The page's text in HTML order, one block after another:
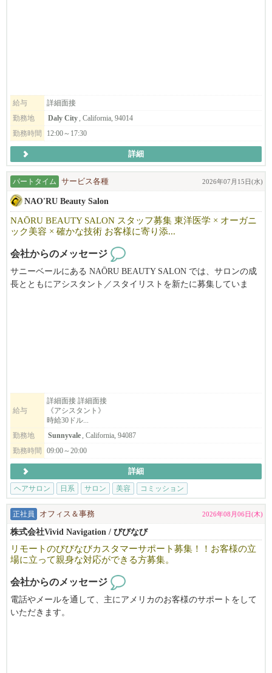
れ、和食を極めた料理人が作った「和ラーメン」としての新ジャ
ンルを確立、ラーメン店がどんどん増えつつある激戦区CAベイエ
リアにおいてもOPEN以来常に地域のトップランキングに座して
順調に走ってまいりました。
２０１６年に米国に進出、サンフランシスコのジャパンタウンで
「ひのでや」の営業開始。その後、現在までにカリフォルニア州
のサンフランシスコで直営４店舗、テキサスのダラスで直営１店
舗を運営し、ロサンゼルスで初の直営店が９月にオープンする人
気ラーメン店。まだまだ成長途中の企業です。目標通り世界5極体
制（北米・中南米・アジア・オセアニア・ヨーロッパ進出を2030
頑張っています。もちろん、日本や米国内でも展開を進めますの
で、そこを攻め、そして守ってくれる仲間も求めています。
新天地への挑戦と足元の守り、そのための会社体制、ストラテジ
未経験者でも大丈夫です。難しく考えることはありません。特別
な技能も要りません。人が好きで、人を笑顔にする事を仕事にし
たい方、世界で活躍したい方はぜひチームに加わってください！
お待ちしています。
給与
詳細面接
勤務地
Daly City , California, 94014
勤務時間
12:00～17:30
詳細
パートタイム サービス各種 2026年07月15日(水)
NAO'RU Beauty Salon
NAŌRU BEAUTY SALON スタッフ募集 東洋医学 × オーガニ
ック美容 × 確かな技術 お客様に寄り添...
会社からのメッセージ
サニーベールにある NAŌRU BEAUTY SALON では、サロンの成
長とともにアシスタント／スタイリストを新たに募集していま
・アシスタント
・ボディマッサージセラピスト（同時募集）
こんな方をお待ちしています
・美容師免許（日本または米国）をお持ちの方、または実務経験
のある方
・東洋医学や自然派美容に興味がある方
・一人ひとりのお客様と丁寧に向き合いたい方
※長期で働ける方を歓迎します。
NAŌRUで働く魅力
・時給$30〜（経験・能力により優遇）
・トップスタイリストMiki（中医学博士）から直接学べる環境
・東洋医学・筋膜・経絡理論を取り入れた、他にはない技術が身
につきます
・柔軟なシフト制・日本語が通じる安心の職場
給与
詳細面接 詳細面接
《アシスタント》
時給30ドル...
勤務地
Sunnyvale, California, 94087
勤務時間
09:00～20:00
詳細
ヘアサロン
日系 サロン 美容 コミッション
正社員 オフィス＆事務 2026年08月06日(木)
株式会社Vivid Navigation / びびなび
リモートのびびなびカスタマーサポート募集！！お客様の立
場に立って親身な対応ができる方募集。
会社からのメッセージ
電話やメールを通して、主にアメリカのお客様のサポートをして
いただきます。